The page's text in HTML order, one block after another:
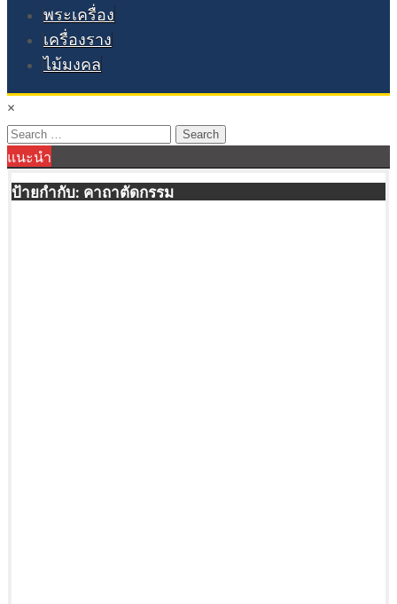
พระเครื่อง
เครื่องราง
ไม้มงคล
×
Search
for:
แนะนำ
ป้ายกำกับ: คาถาตัดกรรม